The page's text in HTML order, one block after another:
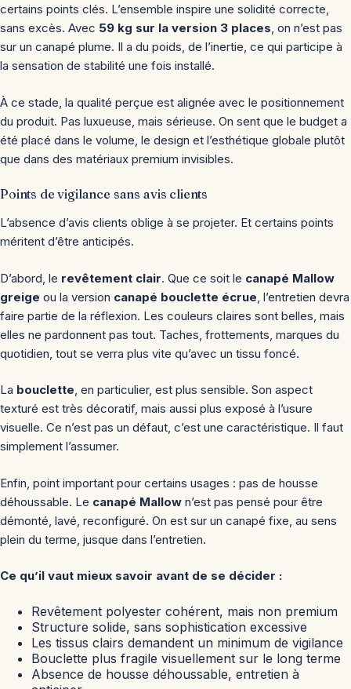
certains points clés. L’ensemble inspire une solidité correcte,
sans excès. Avec 59 kg sur la version 3 places, on n’est pas
sur un canapé plume. Il a du poids, de l’inertie, ce qui participe à
la sensation de stabilité une fois installé.
À ce stade, la qualité perçue est alignée avec le positionnement
du produit. Pas luxueuse, mais sérieuse. On sent que le budget a
été placé dans le volume, le design et l’esthétique globale plutôt
que dans des matériaux premium invisibles.
Points de vigilance sans avis clients
L’absence d’avis clients oblige à se projeter. Et certains points
méritent d’être anticipés.
D’abord, le revêtement clair. Que ce soit le canapé Mallow
greige ou la version canapé bouclette écrue , l’entretien devra
faire partie de la réflexion. Les couleurs claires sont belles, mais
elles ne pardonnent pas tout. Taches, frottements, marques du
quotidien, tout se verra plus vite qu’avec un tissu foncé.
La bouclette, en particulier, est plus sensible. Son aspect
texturé est très décoratif, mais aussi plus exposé à l’usure
visuelle. Ce n’est pas un défaut, c’est une caractéristique. Il faut
simplement l’assumer.
Enfin, point important pour certains usages : pas de housse
déhoussable. Le canapé Mallow n’est pas pensé pour être
démonté, lavé, reconfiguré. On est sur un canapé fixe, au sens
plein du terme, jusque dans l’entretien.
Ce qu’il vaut mieux savoir avant de se décider :
Revêtement polyester cohérent, mais non premium
Structure solide, sans sophistication excessive
Les tissus clairs demandent un minimum de vigilance
Bouclette plus fragile visuellement sur le long terme
Absence de housse déhoussable, entretien à